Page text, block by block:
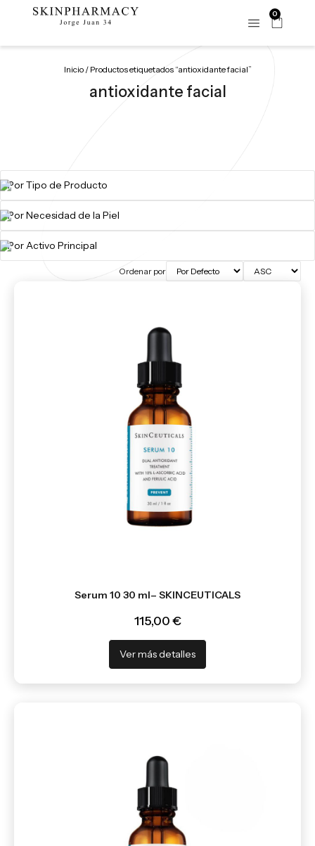
0
Inicio/ Productos etiquetados “antioxidante facial”
antioxidante facial
Ordenar por
Serum 10 30 ml– SKINCEUTICALS
115,00 €
Ver más detalles